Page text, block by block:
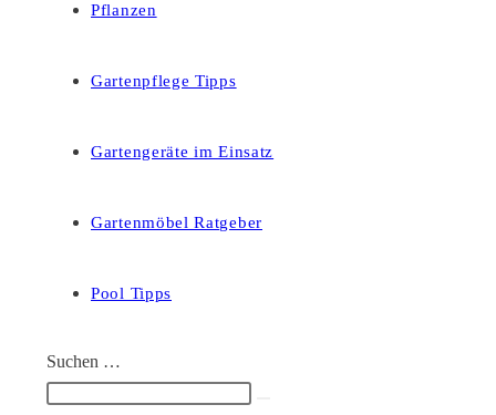
Pflanzen
Gartenpflege Tipps
Gartengeräte im Einsatz
Gartenmöbel Ratgeber
Pool Tipps
Suchen …